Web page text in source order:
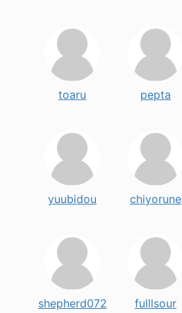
toaru pepta
yuubidou chiyorune
shepherd072
fulllsour